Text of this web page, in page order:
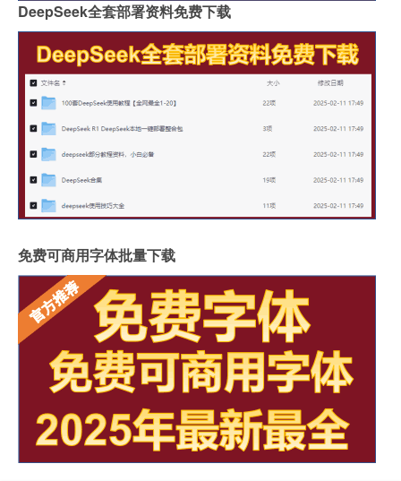
DeepSeek全套部署资料免费下载
免费可商用字体批量下载